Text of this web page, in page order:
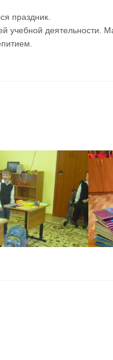
праздник.
учебной деятельности.